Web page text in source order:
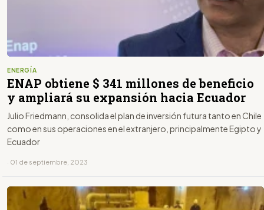
ENERGÍA
ENAP obtiene $ 341 millones de beneficio
y ampliará su expansión hacia Ecuador
Julio Friedmann, consolida el plan de inversión futura tanto en Chile
como en sus operaciones en el extranjero, principalmente Egipto y
Ecuador
· 01 de septiembre, 2023